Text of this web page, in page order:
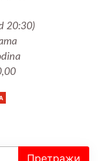
20:30)